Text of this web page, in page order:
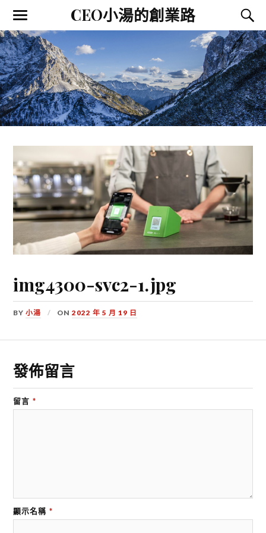
CEO小湯的創業路
img4300-svc2-1.jpg
BY小湯 ON2022 年 5 月 19 日
發佈留言
留言 *
顯示名稱 *